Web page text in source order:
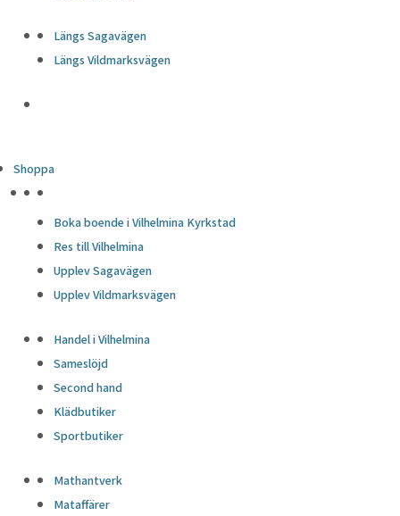
Längs Sagavägen
Längs Vildmarksvägen
Shoppa
Boka boende i Vilhelmina Kyrkstad
Res till Vilhelmina
Upplev Sagavägen
Upplev Vildmarksvägen
Handel i Vilhelmina
Sameslöjd
Second hand
Klädbutiker
Sportbutiker
Mathantverk
Mataffärer